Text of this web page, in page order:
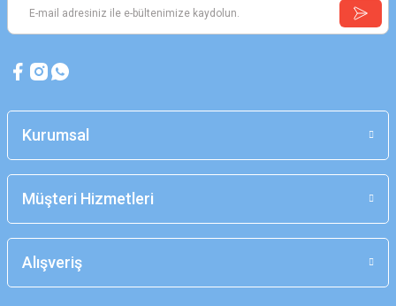
Kurumsal
Müşteri Hizmetleri
Alışveriş